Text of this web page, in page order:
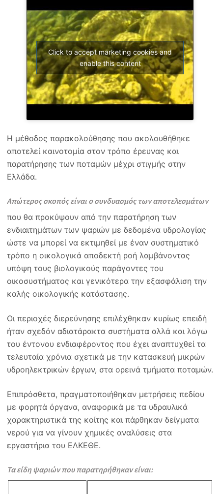
Click to accept marketing cookies and
enable this content
Η μέθοδος παρακολούθησης που ακολουθήθηκε
αποτελεί καινοτομία στον τρόπο έρευνας και
παρατήρησης των ποταμών μέχρι στιγμής στην
Ελλάδα.
Απώτερος σκοπός είναι ο συνδυασμός των αποτελεσμάτων
που θα προκύψουν από την παρατήρηση των
ενδιαιτημάτων των ψαριών με δεδομένα υδρολογίας
ώστε να μπορεί να εκτιμηθεί με έναν συστηματικό
τρόπο η οικολογικά αποδεκτή ροή λαμβάνοντας
υπόψη τους βιολογικούς παράγοντες του
οικοσυστήματος και γενικότερα την εξασφάλιση την
καλής οικολογικής κατάστασης.
Οι περιοχές διερεύνησης επιλέχθηκαν κυρίως επειδή
ήταν σχεδόν αδιατάρακτα συστήματα αλλά και λόγω
του έντονου ενδιαφέροντος που έχει αναπτυχθεί τα
τελευταία χρόνια σχετικά με την κατασκευή μικρών
υδροηλεκτρικών έργων, στα ορεινά τμήματα ποταμών.
Επιπρόσθετα, πραγματοποιήθηκαν μετρήσεις πεδίου
με φορητά όργανα, αναφορικά με τα υδραυλικά
χαρακτηριστικά της κοίτης και πάρθηκαν δείγματα
νερού για να γίνουν χημικές αναλύσεις στα
εργαστήρια του ΕΛΚΕΘΕ.
Τα είδη ψαριών που παρατηρήθηκαν είναι: